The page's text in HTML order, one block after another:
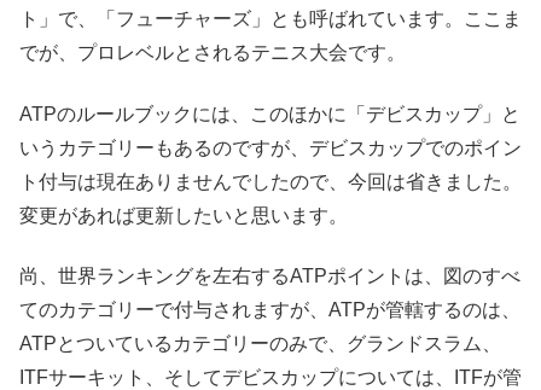
ト」で、「フューチャーズ」とも呼ばれています。ここま
でが、プロレベルとされるテニス大会です。
ATPのルールブックには、このほかに「デビスカップ」と
いうカテゴリーもあるのですが、デビスカップでのポイン
ト付与は現在ありませんでしたので、今回は省きました。
変更があれば更新したいと思います。
尚、世界ランキングを左右するATPポイントは、図のすべ
てのカテゴリーで付与されますが、ATPが管轄するのは、
ATPとついているカテゴリーのみで、グランドスラム、
ITFサーキット、そしてデビスカップについては、ITFが管